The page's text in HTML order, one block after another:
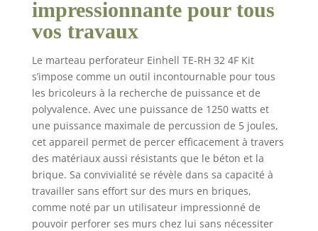
l'outil et crée une très
percussion
pneumatique pour
une puissance de
perçage allant jusqu'à
32 mm dans le béton.
Le contrôle de presse
sert à visualiser la
pression de contact
optimale La tête de
transmission en
aluminium robuste
augmente la
impressionnante pour tous
vos travaux
Le marteau perforateur Einhell TE-RH 32 4F Kit
s’impose comme un outil incontournable pour tous
les bricoleurs à la recherche de puissance et de
polyvalence. Avec une puissance de 1250 watts et
une puissance maximale de percussion de 5 joules,
cet appareil permet de percer efficacement à travers
des matériaux aussi résistants que le béton et la
brique. Sa convivialité se révèle dans sa capacité à
travailler sans effort sur des murs en briques,
comme noté par un utilisateur impressionné de
pouvoir perforer ses murs chez lui sans nécessiter